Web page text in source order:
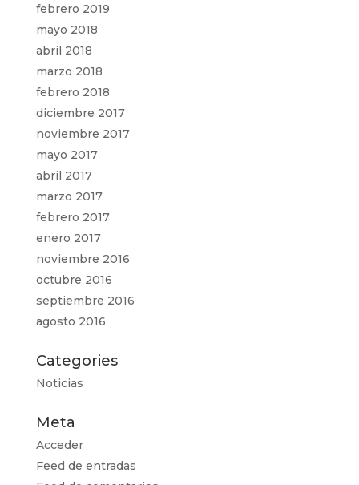
febrero 2019
mayo 2018
abril 2018
marzo 2018
febrero 2018
diciembre 2017
noviembre 2017
mayo 2017
abril 2017
marzo 2017
febrero 2017
enero 2017
noviembre 2016
octubre 2016
septiembre 2016
agosto 2016
Categories
Noticias
Meta
Acceder
Feed de entradas